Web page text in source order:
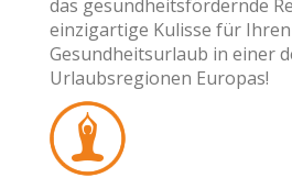
das gesundheitsfördernde
einzigartige Kulisse für
Gesundheitsurlaub in einer
Urlaubsregionen Europas!